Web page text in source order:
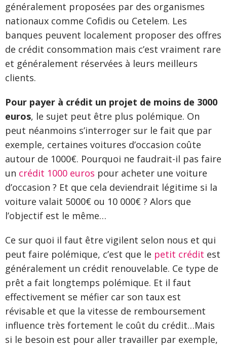
généralement proposées par des organismes
nationaux comme Cofidis ou Cetelem. Les
banques peuvent localement proposer des offres
de crédit consommation mais c’est vraiment rare
et généralement réservées à leurs meilleurs
clients.
Pour payer à crédit un projet de moins de 3000
euros, le sujet peut être plus polémique. On
peut néanmoins s’interroger sur le fait que par
exemple, certaines voitures d’occasion coûte
autour de 1000€. Pourquoi ne faudrait-il pas faire
un crédit 1000 euros pour acheter une voiture
d’occasion ? Et que cela deviendrait légitime si la
voiture valait 5000€ ou 10 000€ ? Alors que
l’objectif est le même…
Ce sur quoi il faut être vigilent selon nous et qui
peut faire polémique, c’est que le petit crédit est
généralement un crédit renouvelable. Ce type de
prêt a fait longtemps polémique. Et il faut
effectivement se méfier car son taux est
révisable et que la vitesse de remboursement
influence très fortement le coût du crédit…Mais
si le besoin est pour aller travailler par exemple,